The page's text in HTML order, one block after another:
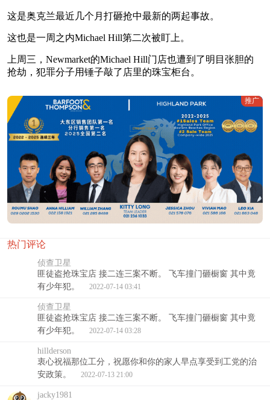
这是奥克兰最近几个月打砸抢中最新的两起事故。
这也是一周之内Michael Hill第二次被盯上。
上周三，Newmarket的Michael Hill门店也遭到了明目张胆的
抢劫，犯罪分子用锤子敲了店里的珠宝柜台。
推广
热门评论
侦查卫星
匪徒盗抢珠宝店 接二连三案不断。 飞车撞门砸橱窗 其中竟
有少年犯。
2022-07-14 03:41
侦查卫星
匪徒盗抢珠宝店 接二连三案不断。 飞车撞门砸橱窗 其中竟
有少年犯。
2022-07-14 03:28
hillderson
衷心祝福那位工分，祝愿你和你的家人早点享受到工党的治
安政策。
2022-07-13 21:00
jacky1981